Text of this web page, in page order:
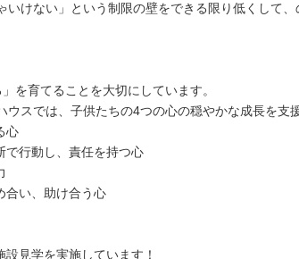
いけない」という制限の壁をできる限り低くして
を育てることを大切にしています。
ウスでは、子供たちの4つの心の穏やかな成長を支
心
で行動し、責任を持つ心
合い、助け合う心
設見学を実施しています！